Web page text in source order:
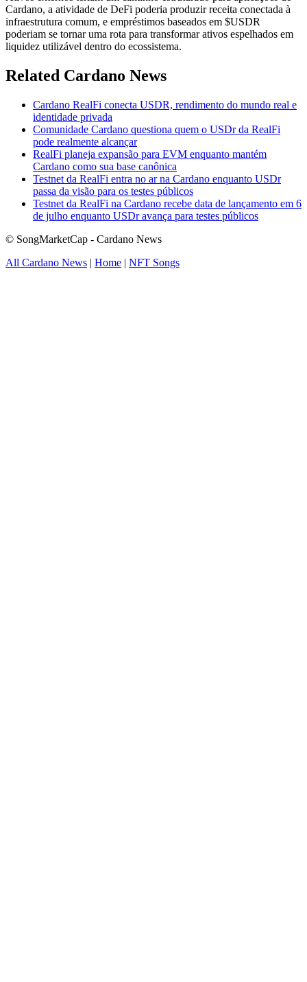
Cardano, a atividade de DeFi poderia produzir receita conectada à
infraestrutura comum, e empréstimos baseados em $USDR
poderiam se tornar uma rota para transformar ativos espelhados em
liquidez utilizável dentro do ecossistema.
Related Cardano News
Cardano RealFi conecta USDR, rendimento do mundo real e
identidade privada
Comunidade Cardano questiona quem o USDr da RealFi
pode realmente alcançar
RealFi planeja expansão para EVM enquanto mantém
Cardano como sua base canônica
Testnet da RealFi entra no ar na Cardano enquanto USDr
passa da visão para os testes públicos
Testnet da RealFi na Cardano recebe data de lançamento em 6
de julho enquanto USDr avança para testes públicos
© SongMarketCap - Cardano News
All Cardano News | Home | NFT Songs